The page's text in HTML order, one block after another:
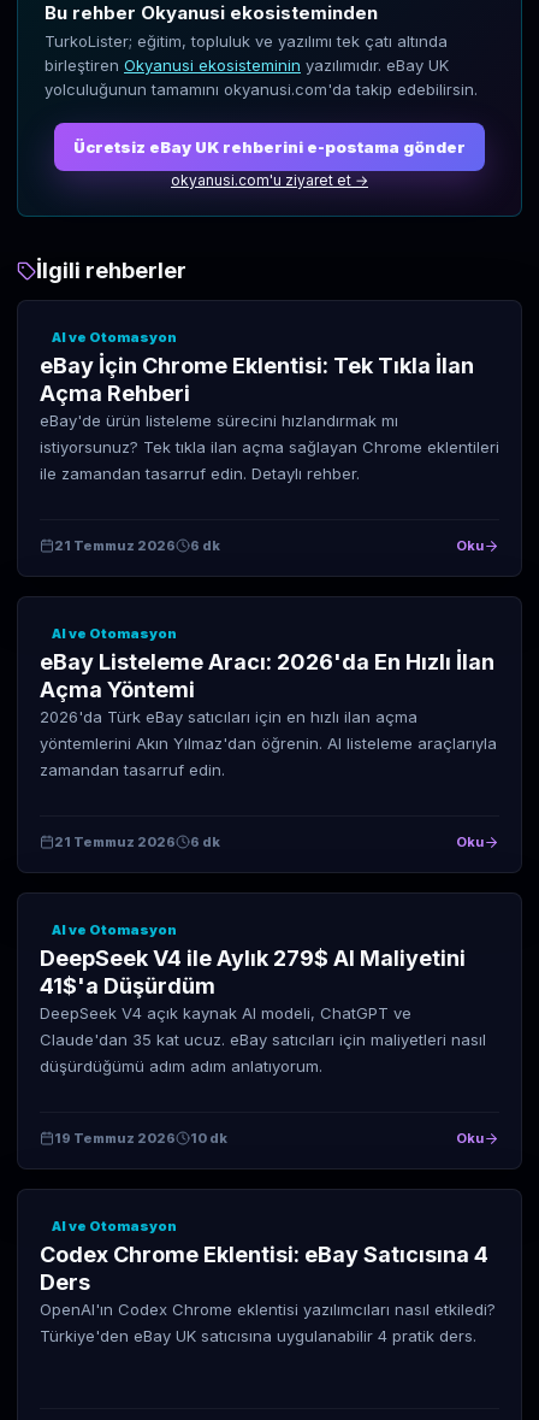
Bu rehber Okyanusi ekosisteminden
TurkoLister; eğitim, topluluk ve yazılımı tek çatı altında
birleştiren Okyanusi ekosisteminin yazılımıdır. eBay UK
yolculuğunun tamamını okyanusi.com'da takip edebilirsin.
Ücretsiz eBay UK rehberini e-postama gönder
okyanusi.com'u ziyaret et →
İlgili rehberler
AI ve Otomasyon
eBay İçin Chrome Eklentisi: Tek Tıkla İlan
Açma Rehberi
eBay'de ürün listeleme sürecini hızlandırmak mı
istiyorsunuz? Tek tıkla ilan açma sağlayan Chrome eklentileri
ile zamandan tasarruf edin. Detaylı rehber.
21 Temmuz 2026 6 dk Oku
AI ve Otomasyon
eBay Listeleme Aracı: 2026'da En Hızlı İlan
Açma Yöntemi
2026'da Türk eBay satıcıları için en hızlı ilan açma
yöntemlerini Akın Yılmaz'dan öğrenin. AI listeleme araçlarıyla
zamandan tasarruf edin.
21 Temmuz 2026 6 dk Oku
AI ve Otomasyon
DeepSeek V4 ile Aylık 279$ AI Maliyetini
41$'a Düşürdüm
DeepSeek V4 açık kaynak AI modeli, ChatGPT ve
Claude'dan 35 kat ucuz. eBay satıcıları için maliyetleri nasıl
düşürdüğümü adım adım anlatıyorum.
19 Temmuz 2026 10 dk Oku
AI ve Otomasyon
Codex Chrome Eklentisi: eBay Satıcısına 4
Ders
OpenAI'ın Codex Chrome eklentisi yazılımcıları nasıl etkiledi?
Türkiye'den eBay UK satıcısına uygulanabilir 4 pratik ders.